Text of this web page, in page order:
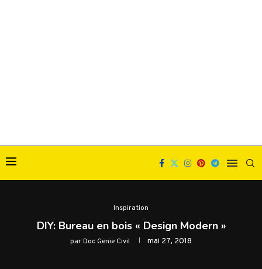
Inspiration
DIY: Bureau en bois « Design Modern »
parDoc Genie Civil mai 27, 2018